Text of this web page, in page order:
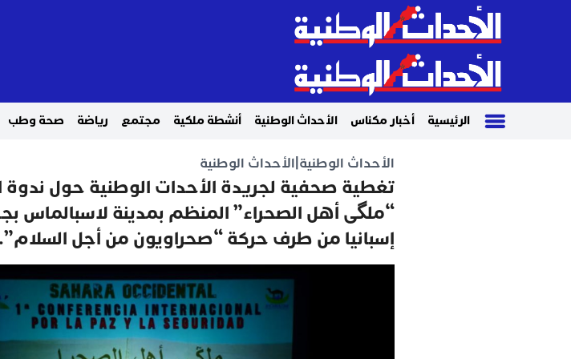
الرئيسية أخبار مكناس الأحداث الوطنية أنشطة ملكية مجتمع رياضة صحة وطب
الأحداث الوطنية الأحداث الوطنية
تغطية صحفية لجريدة الأحدات الوطنية حول ندوة
“ملگى أهل الصحراء” المنظم بمدينة لاسبالماس
إسبانيا من طرف حركة “صحراويون من أجل السلام”.